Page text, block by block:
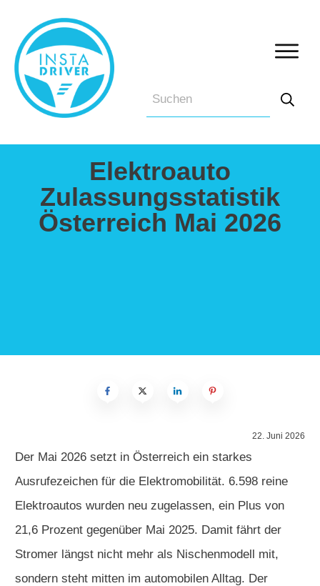
Elektroauto
Zulassungsstatistik
Österreich Mai 2026
22. Juni 2026
Der Mai 2026 setzt in Österreich ein starkes
Ausrufezeichen für die Elektromobilität. 6.598 reine
Elektroautos wurden neu zugelassen, ein Plus von
21,6 Prozent gegenüber Mai 2025. Damit fährt der
Stromer längst nicht mehr als Nischenmodell mit,
sondern steht mitten im automobilen Alltag. Der